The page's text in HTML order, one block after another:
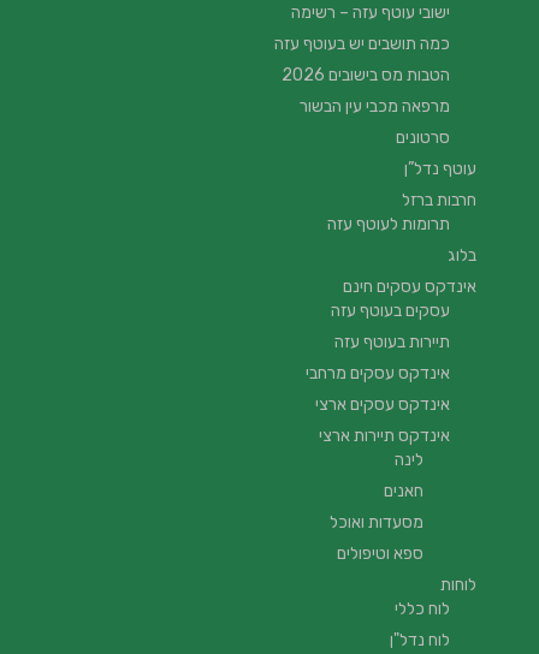
ישובי עוטף עזה – רשימה
כמה תושבים יש בעוטף עזה
הטבות מס בישובים 2026
מרפאה מכבי עין הבשור
סרטונים
עוטף נדל”ן
חרבות ברזל
תרומות לעוטף עזה
בלוג
אינדקס עסקים חינם
עסקים בעוטף עזה
תיירות בעוטף עזה
אינדקס עסקים מרחבי
אינדקס עסקים ארצי
אינדקס תיירות ארצי
לינה
חאנים
מסעדות ואוכל
ספא וטיפולים
לוחות
לוח כללי
לוח נדל"ן